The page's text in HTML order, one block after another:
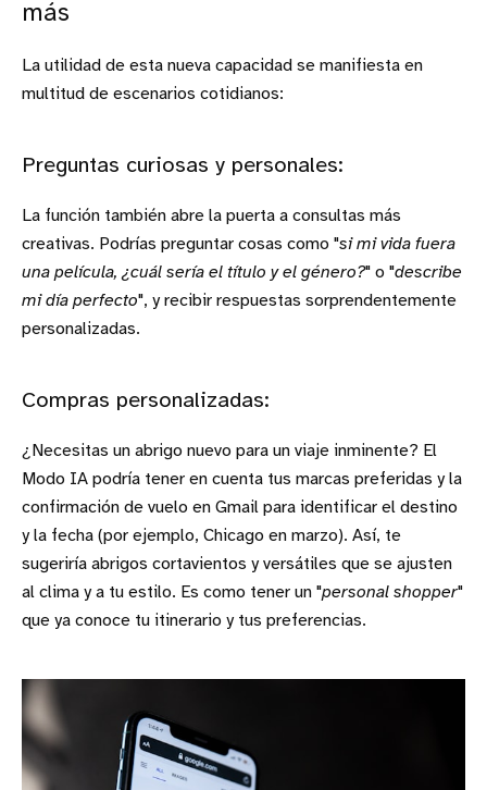
más
La utilidad de esta nueva capacidad se manifiesta en
multitud de escenarios cotidianos:
Preguntas curiosas y personales:
La función también abre la puerta a consultas más
creativas. Podrías preguntar cosas como "si mi vida fuera
una película, ¿cuál sería el título y el género?" o "describe
mi día perfecto", y recibir respuestas sorprendentemente
personalizadas.
Compras personalizadas:
¿Necesitas un abrigo nuevo para un viaje inminente? El
Modo IA podría tener en cuenta tus marcas preferidas y la
confirmación de vuelo en Gmail para identificar el destino
y la fecha (por ejemplo, Chicago en marzo). Así, te
sugeriría abrigos cortavientos y versátiles que se ajusten
al clima y a tu estilo. Es como tener un "personal shopper"
que ya conoce tu itinerario y tus preferencias.